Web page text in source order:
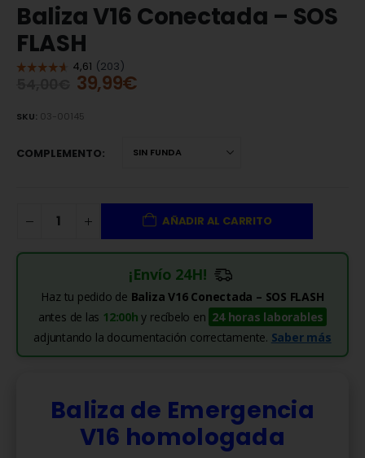
Baliza V16 Conectada – SOS
FLASH
39,99€
SKU: 03-00145
COMPLEMENTO
AÑADIR AL CARRITO
¡Envío 24H!
Haz tu pedido de Baliza V16 Conectada – SOS FLASH
antes de las 12:00h y recíbelo en 24 horas laborables
adjuntando la documentación correctamente. Saber más
Baliza de Emergencia
V16 homologada